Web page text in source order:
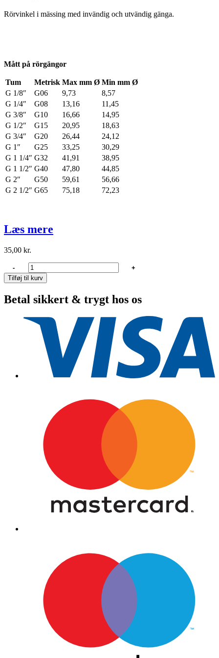
Rörvinkel i mässing med invändig och utvändig gänga.
Mått på rörgängor
Tum Metrisk Max mm Ø Min mm Ø
G 1/8″
G06 9,73
8,57
G 1/4″
G08 13,16
11,45
G 3/8″
G10 16,66
14,95
G 1/2″
G15 20,95
18,63
G 3/4″
G20 26,44
24,12
G 1″
G25 33,25
30,29
G 1 1/4″ G32 41,91
38,95
G 1 1/2″ G40 47,80
44,85
G 2″
G50 59,61
56,66
G 2 1/2″ G65 75,18 72,23
Læs mere
35,00 kr.
Maestrini
Rörvinkel
mäss.m.inv/utv
antal
-
+
Tilføj til kurv
Betal sikkert & trygt hos os